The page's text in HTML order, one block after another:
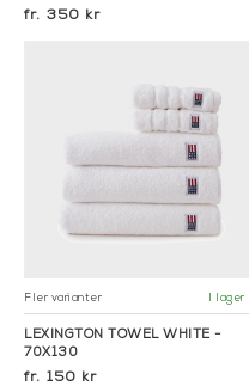
350 kr
Fler varianter I lager
LEXINGTON TOWEL WHITE -
70X130
150 kr